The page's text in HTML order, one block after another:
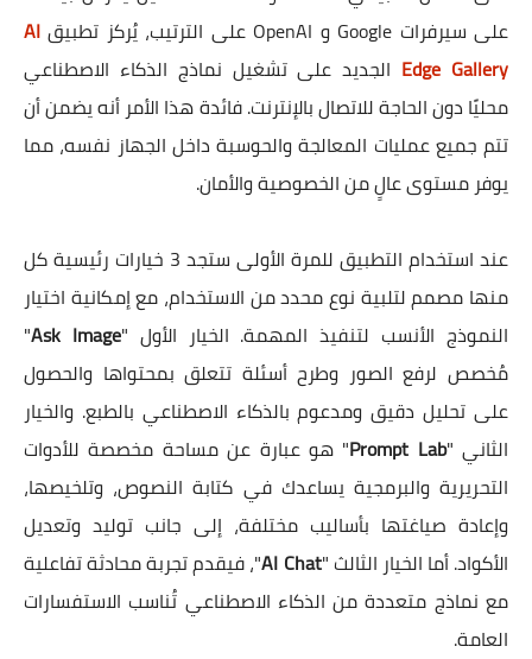
على سيرفرات Google و OpenAI على الترتيب، يُركز تطبيق
AI
Edge Gallery الجديد على تشغيل نماذج الذكاء الاصطناعي
محليًا دون الحاجة للاتصال بالإنترنت. فائدة هذا الأمر أنه يضمن أن
تتم جميع عمليات المعالجة والحوسبة داخل الجهاز نفسه، مما
يوفر مستوى عالٍ من الخصوصية والأمان.
عند استخدام التطبيق للمرة الأولى ستجد 3 خيارات رئيسية كل
منها مصمم لتلبية نوع محدد من الاستخدام، مع إمكانية اختيار
النموذج الأنسب لتنفيذ المهمة. الخيار الأول "Ask Image
"
مُخصص لرفع الصور وطرح أسئلة تتعلق بمحتواها والحصول
على تحليل دقيق ومدعوم بالذكاء الاصطناعي بالطبع. والخيار
الثاني "Prompt Lab" هو عبارة عن مساحة مخصصة للأدوات
التحريرية والبرمجية يساعدك في كتابة النصوص، وتلخيصها،
وإعادة صياغتها بأساليب مختلفة، إلى جانب توليد وتعديل
الأكواد. أما الخيار الثالث "AI Chat"، فيقدم تجربة محادثة تفاعلية
مع نماذج متعددة من الذكاء الاصطناعي تُناسب الاستفسارات
العامة.